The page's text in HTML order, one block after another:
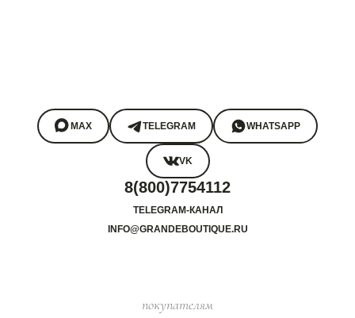
MAX TELEGRAM WHATSAPP
VK
8(800)7754112
TELEGRAM-КАНАЛ
INFO@GRANDEBOUTIQUE.RU
покупателям